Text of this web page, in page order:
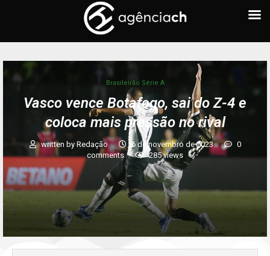
Brasileirão Série A
Vasco vence Botafogo, sai do Z-4 e
coloca mais pressão no rival
written by Redação 6 de novembro de 2023
0
comments
285views